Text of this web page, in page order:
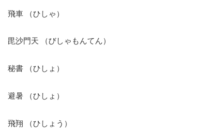
飛車 （ひしゃ）
毘沙門天 （びしゃもんてん）
秘書 （ひしょ）
避暑 （ひしょ）
飛翔 （ひしょう）